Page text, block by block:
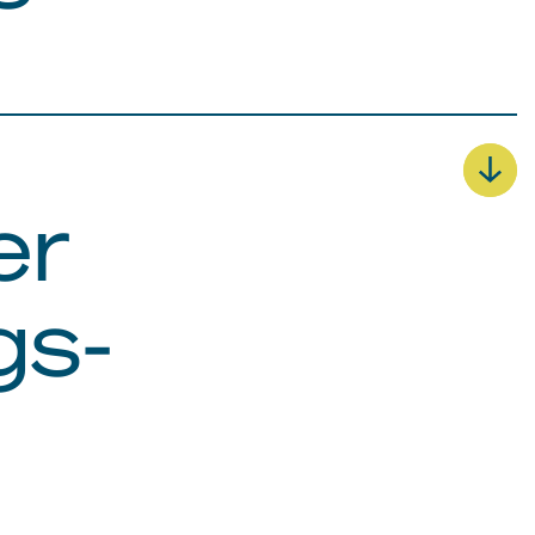
interaktiven Dashboard hat das
die gerade gebraucht